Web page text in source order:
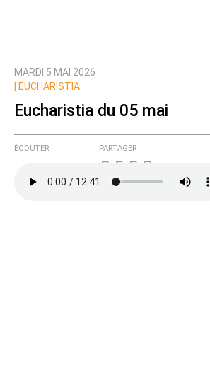
MARDI 5 MAI 2026
EUCHARISTIA
Eucharistia du 05 mai
ÉCOUTER PARTAGER